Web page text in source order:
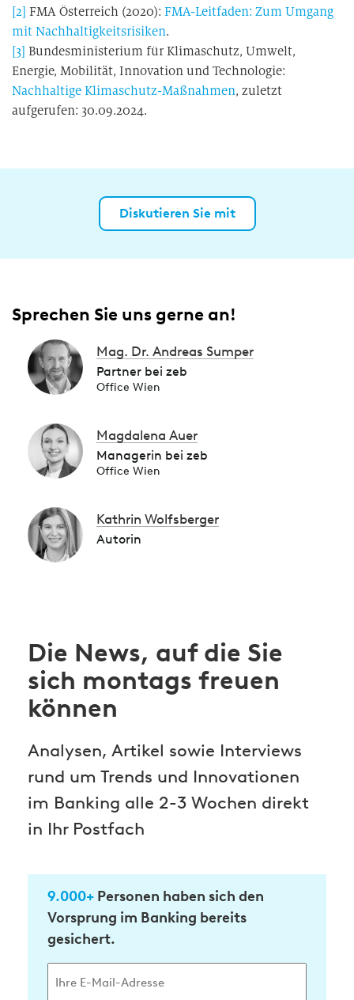
[2] FMA Österreich (2020): FMA-Leitfaden: Zum Umgang
mit Nachhaltigkeitsrisiken.
[3] Bundesministerium für Klimaschutz, Umwelt,
Energie, Mobilität, Innovation und Technologie:
Nachhaltige Klimaschutz-Maßnahmen, zuletzt
aufgerufen: 30.09.2024.
Diskutieren Sie mit
Sprechen Sie uns gerne an!
Mag. Dr. Andreas Sumper
Partner bei zeb
Office Wien
Magdalena Auer
Managerin bei zeb
Office Wien
Kathrin Wolfsberger
Autorin
Die News, auf die Sie
sich montags freuen
können
Analysen, Artikel sowie Interviews
rund um Trends und Innovationen
im Banking alle 2-3 Wochen direkt
in Ihr Postfach
9.000+ Personen haben sich den
Vorsprung im Banking bereits
gesichert.